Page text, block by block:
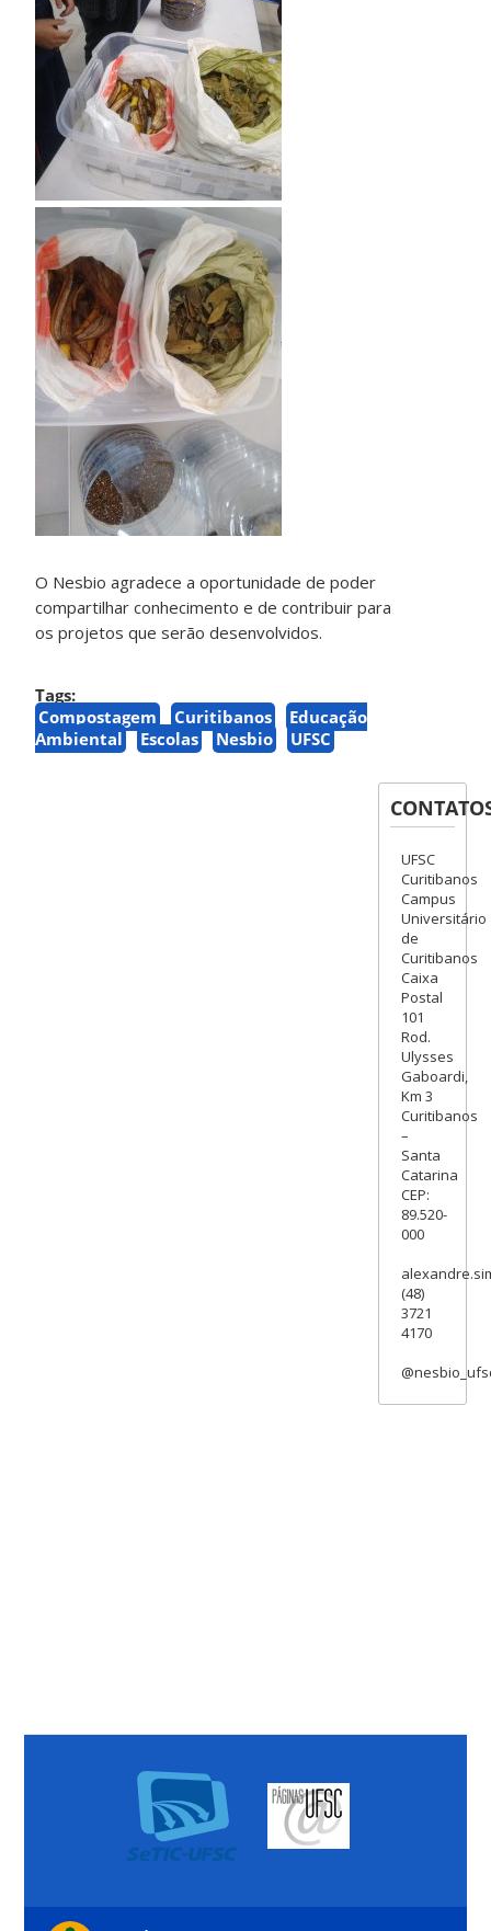
O Nesbio agradece a oportunidade de poder
compartilhar conhecimento e de contribuir para
os projetos que serão desenvolvidos.
Tags:
Compostagem
Curitibanos
Educação
Ambiental
Escolas Nesbio UFSC
UFSC
Curitibanos
Campus
Universitário
de
Curitibanos
Caixa
Postal
101
Rod.
Ulysses
Gaboardi,
Km 3
Curitibanos
–
Santa
Catarina
CEP:
89.520-
000
(48)
3721
4170